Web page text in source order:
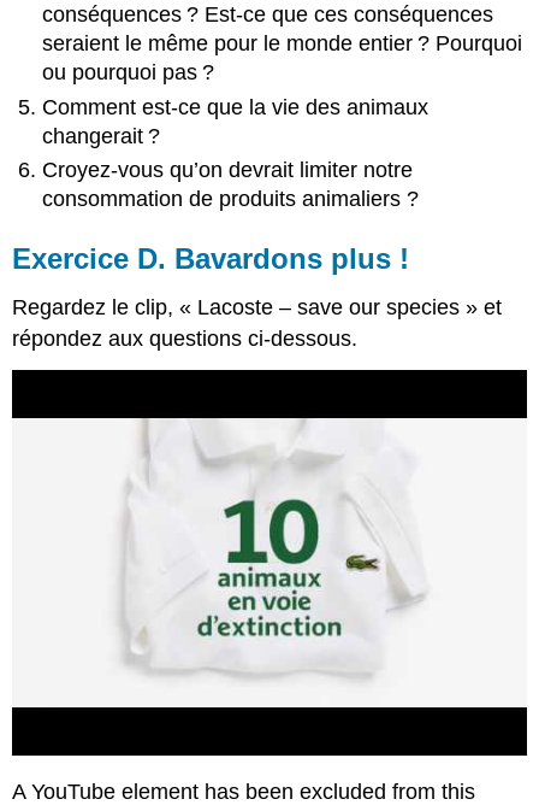
conséquences ? Est-ce que ces conséquences
seraient le même pour le monde entier ? Pourquoi
ou pourquoi pas ?
Comment est-ce que la vie des animaux
changerait ?
Croyez-vous qu’on devrait limiter notre
consommation de produits animaliers ?
Exercice D. Bavardons plus !
Regardez le clip, « Lacoste – save our species » et
répondez aux questions ci-dessous.
A YouTube element has been excluded from this